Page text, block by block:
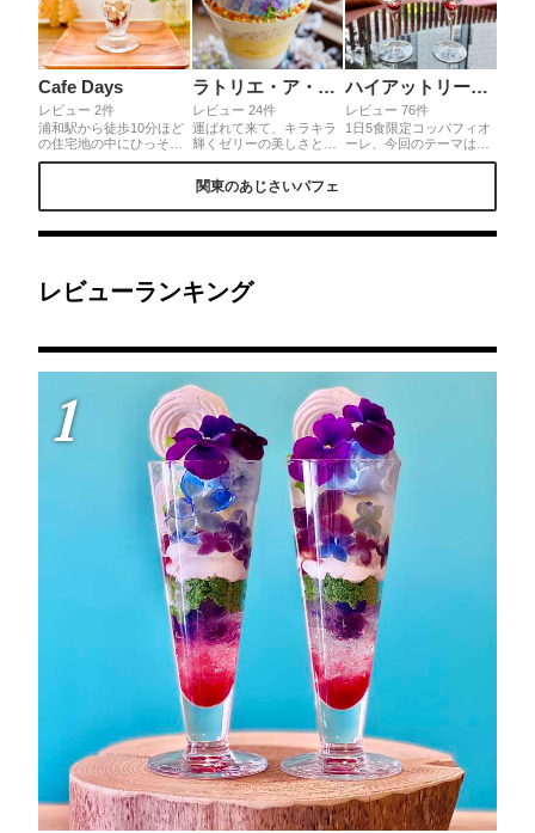
Cafe Days
レビュー 2件
浦和駅から徒歩10分ほど
の住宅地の中にひっそり
とある小さなカフェ、
にキラキラジュレが光に
だくさんの内容でした💕
ラトリエ・ア・マ・ファソン
レビュー 24件
運ばれて来て、キラキラ
輝くゼリーの美しさと、
そこにちょこんと乗った
愛い❤︎大葉のアイス、青
の玉砂利を歩く音に似た
なに入ってるのに、見事
なハーモニー。私は大葉
さに感動。
ハイアットリージェンシー横浜 THE UNION BAR & LOUNGE
レビュー 76件
1日5食限定コッパフィオ
ーレ、今回のテーマは紫
陽花。ホテルの自家製サ
ジュレの上にはレモンマ
ェ。
関東のあじさいパフェ
レビューランキング
1